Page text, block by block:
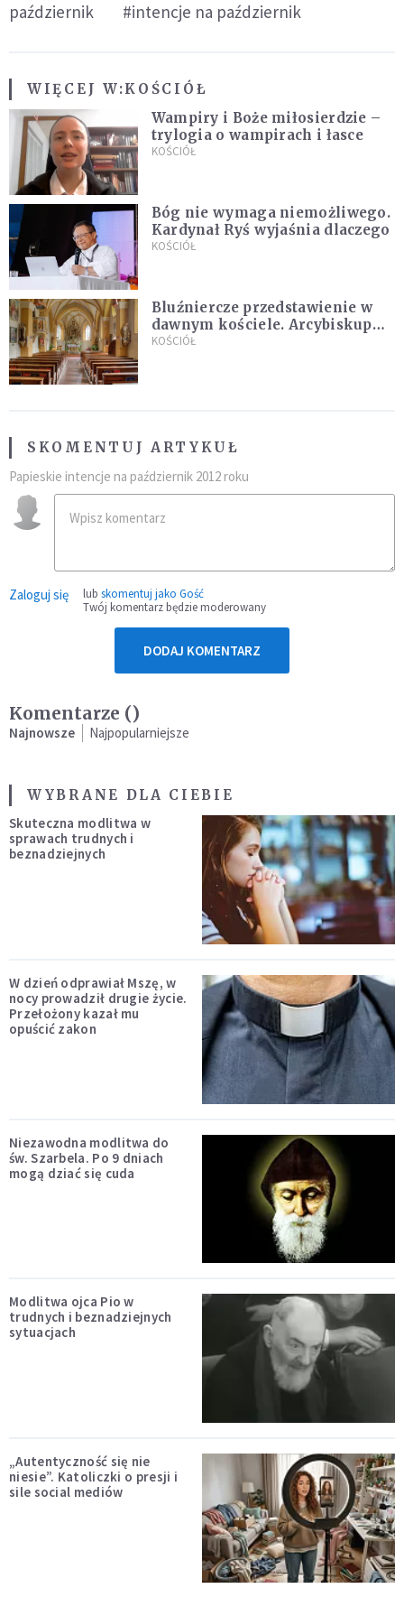
październik
#intencje na październik
WIĘCEJ W:KOŚCIÓŁ
Wampiry i Boże miłosierdzie –
trylogia o wampirach i łasce
KOŚCIÓŁ
Bóg nie wymaga niemożliwego.
Kardynał Ryś wyjaśnia dlaczego
KOŚCIÓŁ
Bluźniercze przedstawienie w
dawnym kościele. Arcybiskup
stanowczo reaguje
KOŚCIÓŁ
SKOMENTUJ ARTYKUŁ
Papieskie intencje na październik 2012 roku
Zaloguj się lub skomentuj jako Gość
Twój komentarz będzie moderowany
DODAJ KOMENTARZ
Komentarze ()
Najnowsze Najpopularniejsze
WYBRANE DLA CIEBIE
Skuteczna modlitwa w
sprawach trudnych i
beznadziejnych
W dzień odprawiał Mszę, w
nocy prowadził drugie życie.
Przełożony kazał mu
opuścić zakon
Niezawodna modlitwa do
św. Szarbela. Po 9 dniach
mogą dziać się cuda
Modlitwa ojca Pio w
trudnych i beznadziejnych
sytuacjach
„Autentyczność się nie
niesie”. Katoliczki o presji i
sile social mediów